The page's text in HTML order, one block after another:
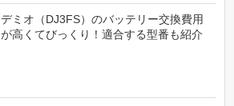
デミオ（DJ3FS）のバッテリー交換費用
が高くてびっくり！適合する型番も紹介